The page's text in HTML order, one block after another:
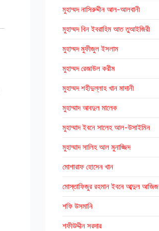
মুহাম্মদ নাসিরুদ্দীন আল-আলবানী
মুহাম্মদ বিন ইবরাহিম আত তুআইজিরী
মুহাম্মদ মুফীজুল ইসলাম
মুহাম্মদ রেজাউল করীম
মুহাম্মদ শহীদুল্লাহ খান মাদানী
মুহাম্মাদ আবদুল মালেক
মুহাম্মাদ ইবনে সালেহ আল-উসাইমিন
মুহাম্মাদ সালিহ আল মুনাজ্জিদ
মোশারাফ হোসেন খান
মোস্তাফিজুর রহমান ইবনে আব্দুল আজিজ
শফি উসমানি
শফীউদ্দীন সরদার